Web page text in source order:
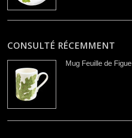
CONSULTÉ RÉCEMMENT
Mug Feuille de Figue